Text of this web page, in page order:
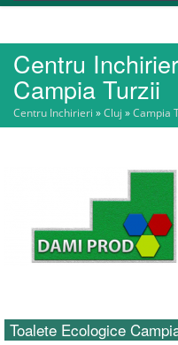
HOME
CAUT
CONTACT
Centru
Campia Turzii
Centru Inchirieri »Cluj »Campia
Toalete Ecologice